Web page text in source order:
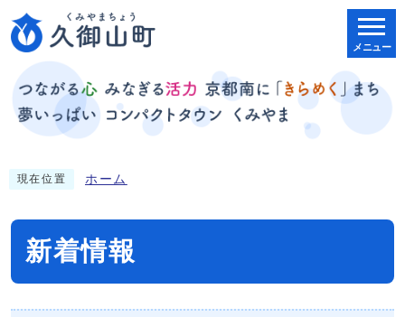
メニュー
現在位置 ホーム
新着情報